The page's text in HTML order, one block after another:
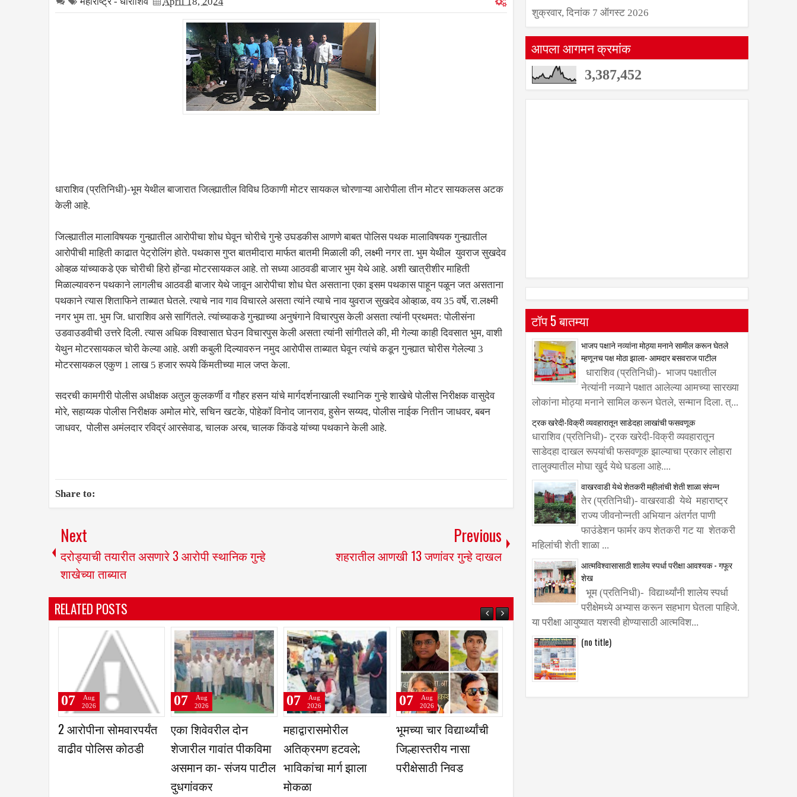
धाराशिव (प्रतिनिधी)-भूम येथील बाजारात जिल्ह्यातील विविध ठिकाणी मोटर सायकल चोरणाऱ्या आरोपीला तीन मोटर सायकलस अटक
केली आहे.
जिल्ह्यातील मालाविषयक गुन्ह्यातील आरोपीचा शोध घेवून चोरीचे गुन्हे उघडकीस आणणे बाबत पोलिस पथक मालाविषयक गुन्ह्यातील
आरोपीची माहिती काढात पेट्रोलिंग होते. पथकास गुप्त बातमीदारा मार्फत बातमी मिळाली की, लक्ष्मी नगर ता. भुम येथील युवराज सुखदेव
ओव्हळ यांच्याकडे एक चोरीची हिरो होंन्डा मोटरसायकल आहे. तो सध्या आठवडी बाजार भुम येथे आहे. अशी खात्रीशीर माहिती
मिळाल्यावरुन पथकाने लागलीच आठवडी बाजार येथे जावून आरोपीचा शोध घेत असताना एका इसम पथकास पाहून पळून जत असताना
पथकाने त्यास शिताफिने ताब्यात घेतले. त्याचे नाव गाव विचारले असता त्यांने त्याचे नाव युवराज सुखदेव ओव्हाळ, वय 35 वर्षे, रा.लक्ष्मी
नगर भुम ता. भुम जि. धाराशिव असे सागिंतले. त्यांच्याकडे गुन्ह्याच्या अनुषंगाने विचारपुस केली असता त्यांनी प्रथमत: पोलीसंना
उडवाउडवीची उत्तरे दिली. त्यास अधिक विश्वासात घेउन विचारपुस केली असता त्यांनी सांगीतले की, मी गेल्या काही दिवसात भुम, वाशी
येथुन मोटरसायकल चोरी केल्या आहे. अशी कबुली दिल्यावरुन नमुद आरोपीस ताब्यात घेवून त्यांचे कडून गुन्ह्यात चोरीस गेलेल्या 3
मोटरसायकल एकुण 1 लाख 5 हजार रूपये किंमतीच्या माल जप्त केला.
सदरची कामगीरी पोलीस अधीक्षक अतुल कुलकर्णी व गौहर हसन यांचे मार्गदर्शनाखाली स्थानिक गुन्हे शाखेचे पोलीस निरीक्षक वासुदेव
मोरे, सहाय्यक पोलीस निरीक्षक अमोल मोरे, सचिन खटके, पोहेकॉ विनोद जानराव, हुसेन सय्यद, पोलीस नाईक नितीन जाधवर, बबन
जाधवर, पोलीस अमंलदार रविद्रं आरसेवाड, चालक अरब, चालक किंवडे यांच्या पथकाने केली आहे.
Share to:
Next
दरोड्याची तयारीत असणारे 3 आरोपी स्थानिक गुन्हे
शाखेच्या ताब्यात
Previous
शहरातील आणखी 13 जणांवर गुन्हे दाखल
RELATED POSTS
चार विद्यार्थ्यांची
नासा
धाराशीव रिपब्लिकन
सेनेच्या जिल्हा बैठकीत
नवीन पदाधिकाऱ्यांची
07
गोपाळवाडी येथे महिला
ग्रामसंघ सभा संपन्न
07
Aug
2026
2 आरोपीना सोमवारपर्यंत
वाढीव पोलिस कोठडी
07
Aug
2026
एका शिवेवरील दोन
शेजारील गावांत पीकविमा
असमान का- संजय पाटील
07
Aug
2026
शुक्रवार, दिनांक 7 ऑगस्ट 2026
आपला आगमन क्रमांक
3,387,452
टॉप 5 बातम्या
भाजप पक्षाने नव्यांना मोठ्या मनाने सामील करून घेतले
म्हणूनच पक्ष मोठा झाला- आमदार बसवराज पाटील
धाराशिव (प्रतिनिधी)- भाजप पक्षातील
नेत्यांनी नव्याने पक्षात आलेल्या आमच्या सारख्या
लोकांना मोठ्या मनाने सामिल करून घेतले, सन्मान दिला. त्...
ट्रक खरेदी-विक्री व्यवहारातून साडेदहा लाखांची फसवणूक
धाराशिव (प्रतिनिधी)- ट्रक खरेदी-विक्री व्यवहारातून
साडेदहा दाखल रूपयांची फसवणूक झाल्याचा प्रकार लोहारा
तालुक्यातील मोघा खुर्द येथे घडला आहे....
वाखरवाडी येथे शेतकरी महीलांची शेती शाळा संपन्न
तेर (प्रतिनिधी)- वाखरवाडी येथे महाराष्ट्र
राज्य जीवनोन्नती अभियान अंतर्गत पाणी
फाउंडेशन फार्मर कप शेतकरी गट या शेतकरी
महिलांची शेती शाळा ...
आत्मविश्वासासाठी शालेय स्पर्धा परीक्षा आवश्यक - गफूर
शेख
भूम (प्रतिनिधी)- विद्यार्थ्यांनी शालेय स्पर्धा
परीक्षेमध्ये अभ्यास करून सहभाग घेतला पाहिजे.
या परीक्षा आयुष्यात यशस्वी होण्यासाठी आत्मविश...
(no title)